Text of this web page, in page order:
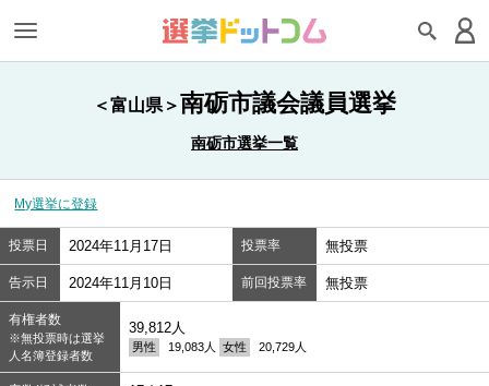
＜富山県＞南砺市議会議員選挙
南砺市選挙一覧
My選挙に登録
投票日 2024年11月17日 投票率 無投票
告示日 2024年11月10日 前回投票率 無投票
有権者数
※無投票時は選挙
人名簿登録者数
39,812人
男性 19,083人 女性 20,729人